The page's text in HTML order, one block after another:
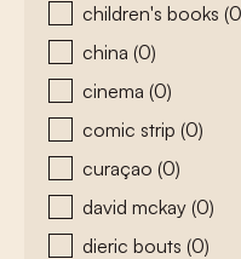
children's books
china (0)
cinema (0)
comic strip (0)
curaçao (0)
david mckay (0)
dieric bouts (0)